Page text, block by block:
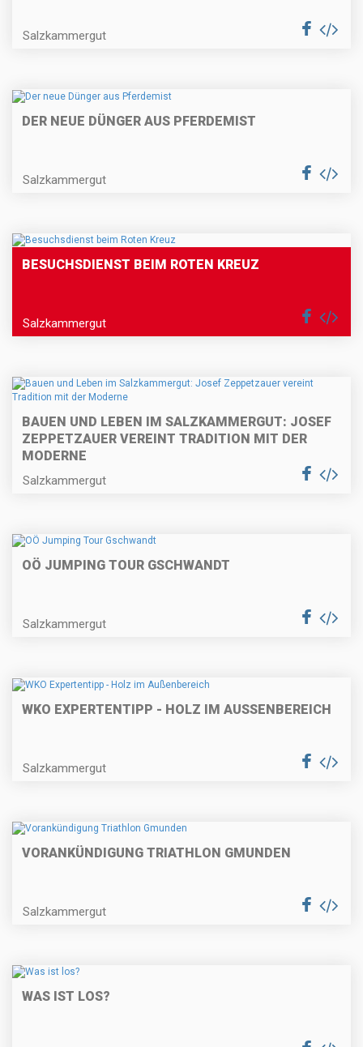
Salzkammergut
DER NEUE DÜNGER AUS PFERDEMIST
Salzkammergut
BESUCHSDIENST BEIM ROTEN KREUZ
Salzkammergut
BAUEN UND LEBEN IM SALZKAMMERGUT: JOSEF
ZEPPETZAUER VEREINT TRADITION MIT DER
MODERNE
Salzkammergut
OÖ JUMPING TOUR GSCHWANDT
Salzkammergut
WKO EXPERTENTIPP - HOLZ IM AUSSENBEREICH
Salzkammergut
VORANKÜNDIGUNG TRIATHLON GMUNDEN
Salzkammergut
WAS IST LOS?